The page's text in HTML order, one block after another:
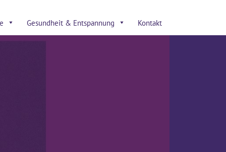
Gesundheit & Entspannung Kontakt